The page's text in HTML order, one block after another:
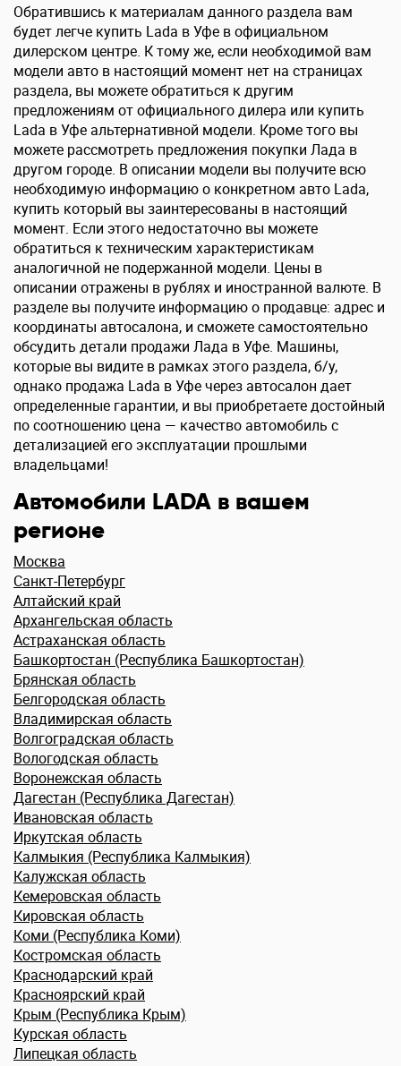
Обратившись к материалам данного раздела вам
будет легче купить Lada в Уфе в официальном
дилерском центре. К тому же, если необходимой вам
модели авто в настоящий момент нет на страницах
раздела, вы можете обратиться к другим
предложениям от официального дилера или купить
Lada в Уфе альтернативной модели. Кроме того вы
можете рассмотреть предложения покупки Лада в
другом городе. В описании модели вы получите всю
необходимую информацию о конкретном авто Lada,
купить который вы заинтересованы в настоящий
момент. Если этого недостаточно вы можете
обратиться к техническим характеристикам
аналогичной не подержанной модели. Цены в
описании отражены в рублях и иностранной валюте. В
разделе вы получите информацию о продавце: адрес и
координаты автосалона, и сможете самостоятельно
обсудить детали продажи Лада в Уфе. Машины,
которые вы видите в рамках этого раздела, б/у,
однако продажа Lada в Уфе через автосалон дает
определенные гарантии, и вы приобретаете достойный
по соотношению цена — качество автомобиль с
детализацией его эксплуатации прошлыми
владельцами!
Автомобили LADA в вашем
регионе
Москва
Санкт-Петербург
Алтайский край
Архангельская область
Астраханская область
Башкортостан (Республика Башкортостан)
Брянская область
Белгородская область
Владимирская область
Волгоградская область
Вологодская область
Воронежская область
Дагестан (Республика Дагестан)
Ивановcкая область
Иркутская область
Калмыкия (Республика Калмыкия)
Калужская область
Кемеровская область
Кировская область
Коми (Республика Коми)
Костромская область
Краснодарский край
Красноярский край
Крым (Республика Крым)
Курская область
Липецкая область